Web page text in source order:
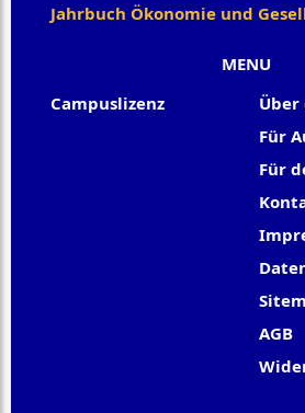
MENU
Campuslizenz
Über
Für
Für
AGB
Jahrbuch Ökonomie und